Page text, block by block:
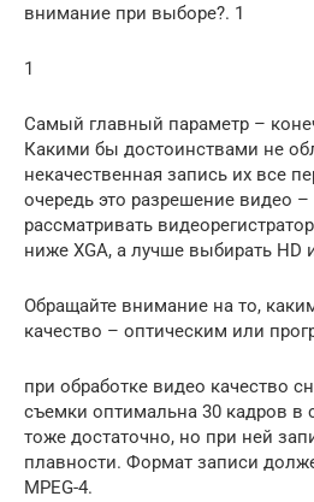
внимание при выборе?. 1
1
Самый главный параметр –
Какими бы достоинствами не
некачественная запись их все
очередь это разрешение видео –
рассматривать
ниже XGA, а лучше выбирать HD
Обращайте внимание на то,
качество – оптическим или
при обработке видео качество
съемки оптимальна 30 кадров в
тоже достаточно, но при ней
плавности. Формат записи
MPEG-4.